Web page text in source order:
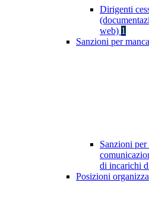
Dirigenti
web) 1
Sanzioni per
Sanzioni per
di incarichi
Posizioni